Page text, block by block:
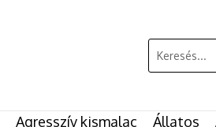
Keresés:
Agresszív kismalac Állatos